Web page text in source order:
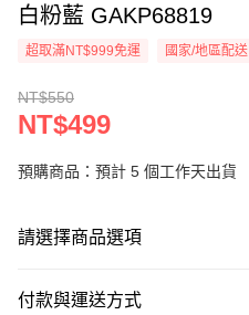
白粉藍 GAKP68819
超取滿NT$999免運 國家/地區配送
NT$550
NT$499
預購商品：預計 5 個工作天出貨
請選擇商品選項
付款與運送方式